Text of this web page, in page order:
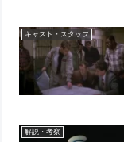
キャスト・スタッフ
解説・考察